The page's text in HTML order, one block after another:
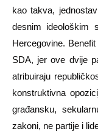
kao takva,
desnim ideološkim
Hercegovine.
SDA, jer ove dvije
atribuiraju
konstruktivna
građansku,
zakoni, ne partije i